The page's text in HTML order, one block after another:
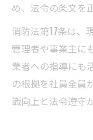
め、法令の条文を
消防法第17条は、
管理者や事業主に
業者への指導にも
の根拠を社員全員
識向上と法令遵守